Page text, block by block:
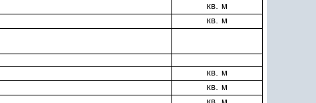
кв. м
кв. м
кв. м
кв. м